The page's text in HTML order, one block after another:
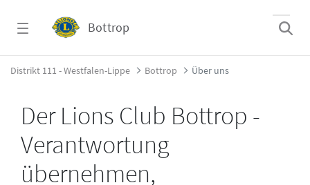
Bottrop
Über uns - Bottrop
Distrikt 111 - Westfalen-Lippe Bottrop Über uns
Der Lions Club Bottrop -
Verantwortung
übernehmen,